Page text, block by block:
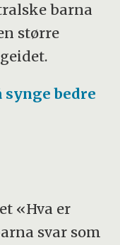
barna
større
bedre
«Hva er
svar som